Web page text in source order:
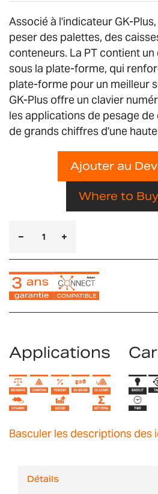
Associé à l'indicateur GK-
peser des palettes, des
conteneurs. La PT contient
sous la plate-forme, qui
plate-forme pour un meilleur
GK-Plus offre un clavier
les applications de pesage
de grands chiffres d'une
Ajouter au
Where to Buy
Applications
Basculer les descriptions des
Détails